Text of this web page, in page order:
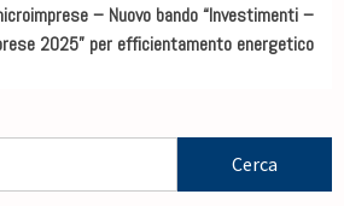
– Nuovo bando “Investimenti –
2025” per efficientamento energetico